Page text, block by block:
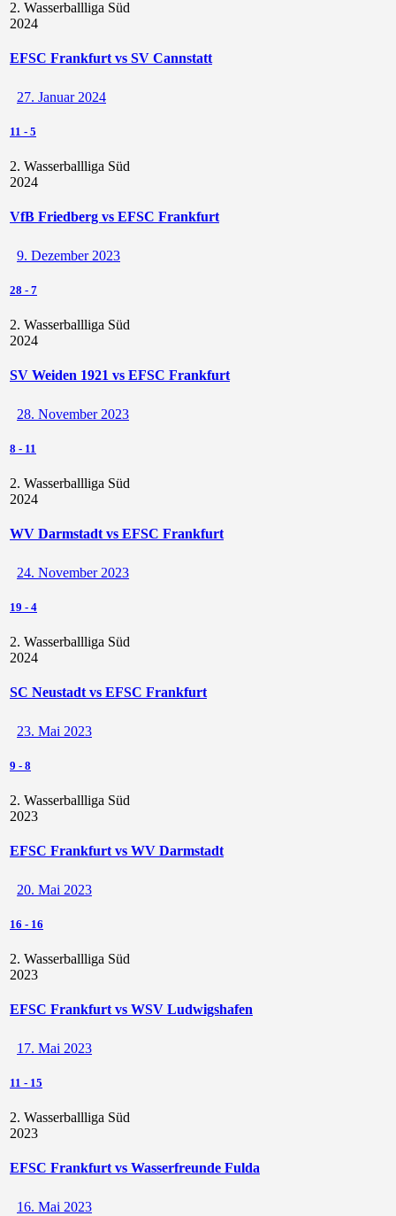
2. Wasserballliga Süd
2024
EFSC Frankfurt vs SV Cannstatt
27. Januar 2024
11 - 5
2. Wasserballliga Süd
2024
VfB Friedberg vs EFSC Frankfurt
9. Dezember 2023
28 - 7
2. Wasserballliga Süd
2024
SV Weiden 1921 vs EFSC Frankfurt
28. November 2023
8 - 11
2. Wasserballliga Süd
2024
WV Darmstadt vs EFSC Frankfurt
24. November 2023
19 - 4
2. Wasserballliga Süd
2024
SC Neustadt vs EFSC Frankfurt
23. Mai 2023
9 - 8
2. Wasserballliga Süd
2023
EFSC Frankfurt vs WV Darmstadt
20. Mai 2023
16 - 16
2. Wasserballliga Süd
2023
EFSC Frankfurt vs WSV Ludwigshafen
17. Mai 2023
11 - 15
2. Wasserballliga Süd
2023
EFSC Frankfurt vs Wasserfreunde Fulda
16. Mai 2023